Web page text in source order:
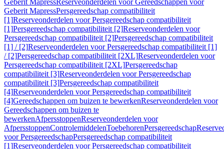
Geberit MapressReserveonderdelen voor Gereedschappen voor
Geberit MapressPersgereedschap compatibiliteit
[1]Reserveonderdelen voor Persgereedschap compatibiliteit
[1]Persgereedschap compatibiliteit [2]Reserveonderdelen voor
Persgereedschap compatibiliteit [2]Persgereedschap compatibiliteit
[1] / [2]Reserveonderdelen voor Persgereedschap compatibiliteit [1]
/ [2]Persgereedschap compatibiliteit [2XL]Reserveonderdelen voor
Persgereedschap compatibiliteit [2XL]Persgereedschap
compatibiliteit [3]Reserveonderdelen voor Persgereedschap
compatibiliteit [3]Persgereedschap compatibiliteit
[4]Reserveonderdelen voor Persgereedschap compatibiliteit
[4]Gereedschappen om buizen te bewerkenReserveonderdelen voor
Gereedschappen om buizen te
bewerkenAfpersstoppenReserveonderdelen voor
AfpersstoppenControlemiddelenToebehorenPersgereedschap
voor PersgereedschapPersgereedschap compatibiliteit
[1]Reserveonderdelen voor Persgereedschap compatibiliteit